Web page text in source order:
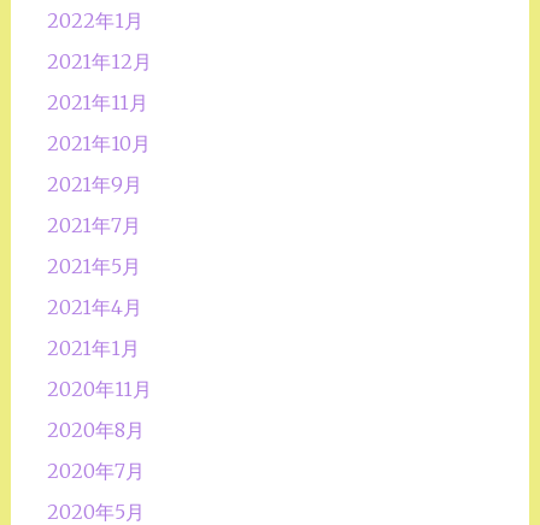
2022年1月
2021年12月
2021年11月
2021年10月
2021年9月
2021年7月
2021年5月
2021年4月
2021年1月
2020年11月
2020年8月
2020年7月
2020年5月